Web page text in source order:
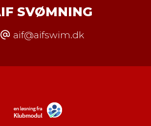
SVØMNING
aif@aifswim.dk